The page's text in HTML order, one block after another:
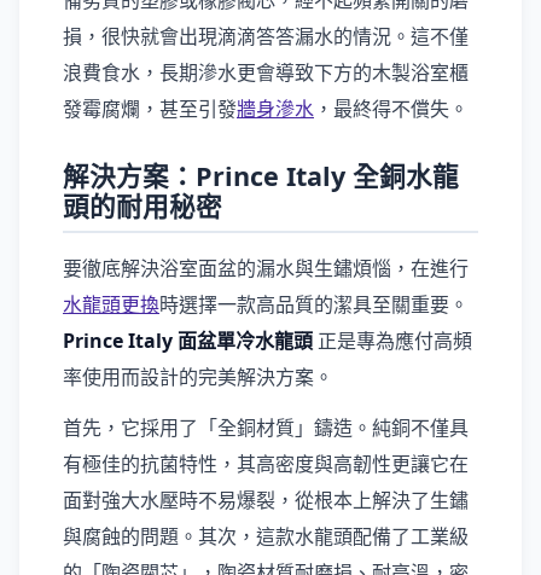
損，很快就會出現滴滴答答漏水的情況。這不僅
浪費食水，長期滲水更會導致下方的木製浴室櫃
發霉腐爛，甚至引發牆身滲水 ，最終得不償失。
解決方案：Prince Italy 全銅水龍
頭的耐用秘密
要徹底解決浴室面盆的漏水與生鏽煩惱，在進行
水龍頭更換時選擇一款高品質的潔具至關重要。
Prince Italy 面盆單冷水龍頭 正是專為應付高頻
率使用而設計的完美解決方案。
首先，它採用了「全銅材質」鑄造。純銅不僅具
有極佳的抗菌特性，其高密度與高韌性更讓它在
面對強大水壓時不易爆裂，從根本上解決了生鏽
與腐蝕的問題。其次，這款水龍頭配備了工業級